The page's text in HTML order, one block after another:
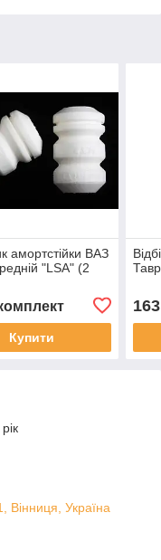
амортстійки ВАЗ
"LSA" (2
Купити
163
Вінниця, Україна